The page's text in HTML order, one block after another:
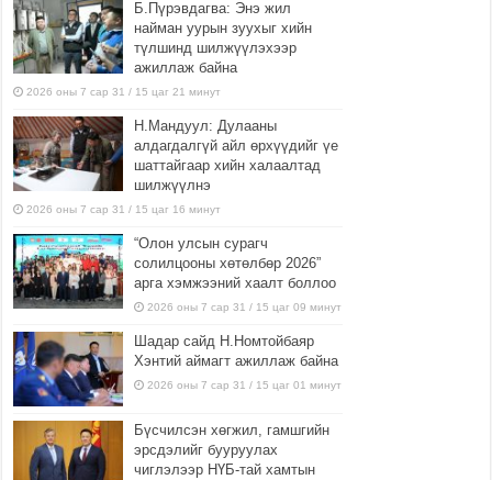
Б.Пүрэвдагва: Энэ жил
найман уурын зуухыг хийн
түлшинд шилжүүлэхээр
ажиллаж байна
2026 оны 7 сар 31 / 15 цаг 21 минут
Н.Мандуул: Дулааны
алдагдалгүй айл өрхүүдийг үе
шаттайгаар хийн халаалтад
шилжүүлнэ
2026 оны 7 сар 31 / 15 цаг 16 минут
“Олон улсын сурагч
солилцооны хөтөлбөр 2026”
арга хэмжээний хаалт боллоо
2026 оны 7 сар 31 / 15 цаг 09 минут
Шадар сайд Н.Номтойбаяр
Хэнтий аймагт ажиллаж байна
2026 оны 7 сар 31 / 15 цаг 01 минут
Бүсчилсэн хөгжил, гамшгийн
эрсдэлийг бууруулах
чиглэлээр НҮБ-тай хамтын